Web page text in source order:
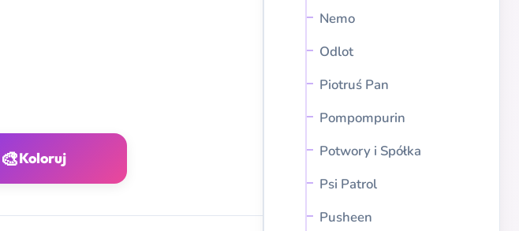
Nemo
Odlot
Piotruś Pan
Pompompurin
Potwory i Spółka
Psi Patrol
Pusheen
🎨Koloruj